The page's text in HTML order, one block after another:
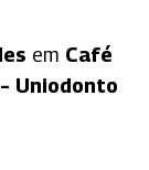
em Café
Uniodonto